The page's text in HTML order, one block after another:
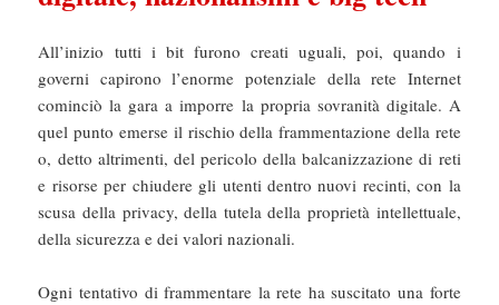
All’inizio tutti i bit furono creati uguali, poi, quando i
governi capirono l’enorme potenziale della rete Internet
cominciò la gara a imporre la propria sovranità digitale. A
quel punto emerse il rischio della frammentazione della rete
o, detto altrimenti, del pericolo della balcanizzazione di reti
e risorse per chiudere gli utenti dentro nuovi recinti, con la
scusa della privacy, della tutela della proprietà intellettuale,
della sicurezza e dei valori nazionali.
Ogni tentativo di frammentare la rete ha suscitato una forte